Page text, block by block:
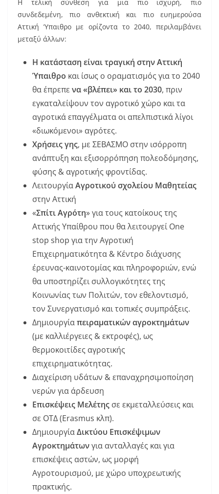
Η τελική σύνθεση για μια πιο ισχυρή, πιο
συνδεδεμένη, πιο ανθεκτική και πιο ευημερούσα
Αττική Ύπαιθρο με ορίζοντα το 2040, περιλαμβάνει
μεταξύ άλλων:
Η κατάσταση είναι τραγική στην Αττική
Ύπαιθρο και ίσως ο οραματισμός για το 2040
θα έπρεπε να «βλέπει» και το 2030, πριν
εγκαταλείψουν τον αγροτικό χώρο και τα
αγροτικά επαγγέλματα οι απελπιστικά λίγοι
«διωκόμενοι» αγρότες.
Χρήσεις γης, με ΣΕΒΑΣΜΟ στην ισόρροπη
ανάπτυξη και εξισορρόπηση πολεοδόμησης,
φύσης & αγροτικής φροντίδας.
ΛειτουργίαΑγροτικού σχολείου Μαθητείας
στην Αττική
«Σπίτι Αγρότη» για τους κατοίκους της
Αττικής Υπαίθρου που θα λειτουργεί One
stop shop για την Αγροτική
Επιχειρηματικότητα & Κέντρο διάχυσης
έρευνας-καινοτομίας και πληροφοριών, ενώ
θα υποστηρίζει συλλογικότητες της
Κοινωνίας των Πολιτών, τον εθελοντισμό,
τον Συνεργατισμό και τοπικές συμπράξεις.
Δημιουργίαπειραματικών αγροκτημάτων
(με καλλιέργειες & εκτροφές), ως
θερμοκοιτίδες αγροτικής
επιχειρηματικότητας.
Διαχείριση υδάτων & επαναχρησιμοποίηση
νερών για άρδευση
Επισκέψεις Μελέτης σε εκμεταλλεύσεις και
σε ΟΤΔ (Erasmus κλπ).
ΔημιουργίαΔικτύου Επισκέψιμων
Αγροκτημάτωνγια ανταλλαγές και για
επισκέψεις αστών, ως μορφή
Αγροτουρισμού, με χώρο υποχρεωτικής
πρακτικής.